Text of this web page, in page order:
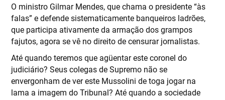
O ministro Gilmar Mendes, que chama o presidente “às
falas” e defende sistematicamente banqueiros ladrões,
que participa ativamente da armação dos grampos
fajutos, agora se vê no direito de censurar jornalistas.
Até quando teremos que agüentar este coronel do
judiciário? Seus colegas de Supremo não se
envergonham de ver este Mussolini de toga jogar na
lama a imagem do Tribunal? Até quando a sociedade